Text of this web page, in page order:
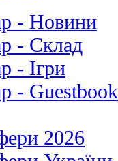
- Новини
- Склад
- Ігри
- Guestbook
2026